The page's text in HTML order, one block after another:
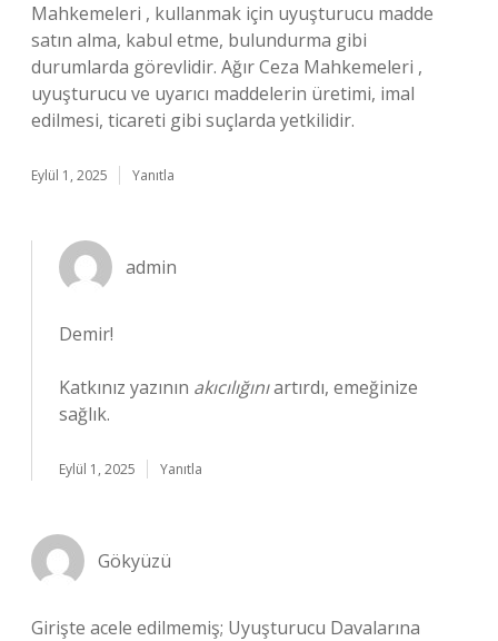
Mahkemeleri , kullanmak için uyuşturucu madde
satın alma, kabul etme, bulundurma gibi
durumlarda görevlidir. Ağır Ceza Mahkemeleri ,
uyuşturucu ve uyarıcı maddelerin üretimi, imal
edilmesi, ticareti gibi suçlarda yetkilidir.
Eylül 1, 2025 Yanıtla
admin
Demir!
Katkınız yazının akıcılığınıartırdı, emeğinize
sağlık.
Eylül 1, 2025 Yanıtla
Gökyüzü
Girişte acele edilmemiş; Uyuşturucu Davalarına